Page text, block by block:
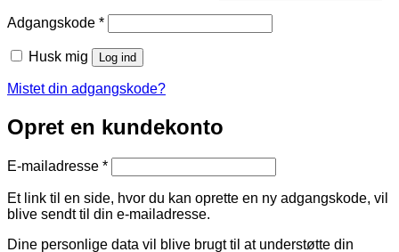
Adgangskode *Påkrævet
Husk mig Log ind
Mistet din adgangskode?
Opret en kundekonto
E-mailadresse *Påkrævet
Et link til en side, hvor du kan oprette en ny adgangskode, vil
blive sendt til din e-mailadresse.
Dine personlige data vil blive brugt til at understøtte din